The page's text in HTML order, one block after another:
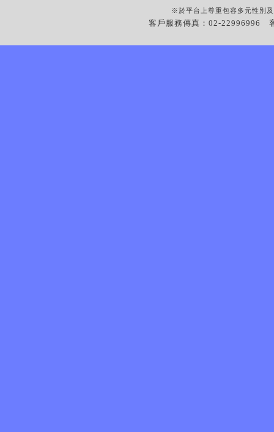
※於平台上尊重包容多元性別
客戶服務傳真：02-22996996